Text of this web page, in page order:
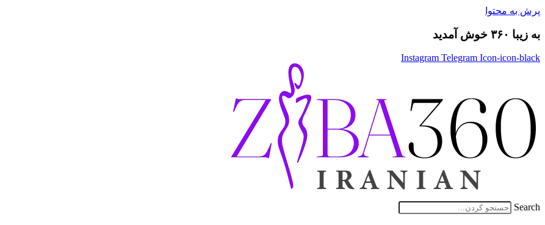
پرش به محتوا
به زیبا ۳۶۰ خوش آمدید
Instagram Telegram Icon-icon-black
Search